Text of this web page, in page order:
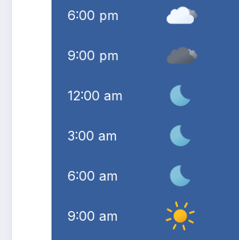
6:00 pm
9:00 pm
12:00 am
3:00 am
6:00 am
9:00 am